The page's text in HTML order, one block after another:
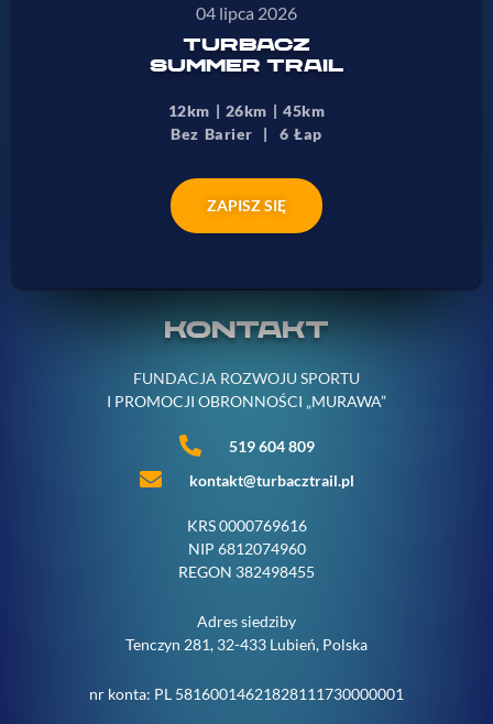
KONTAKT
FUNDACJA ROZWOJU SPORTU
I PROMOCJI OBRONNOŚCI „MURAWA”
519 604 809
kontakt@turbacztrail.pl
KRS 0000769616
NIP 6812074960
REGON 382498455
Adres siedziby
Tenczyn 281, 32-433 Lubień, Polska
nr konta: PL 58160014621828111730000001
04 lipca 2026
TURBACZ
SUMMER TRAIL
12km | 26km | 45km
Bez Barier | 6 Łap
ZAPISZ SIĘ